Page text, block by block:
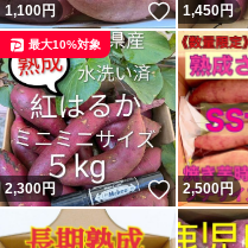
1,100円 いいね！
1,450円
2,300円 いいね！
最大10%対象
2,500円